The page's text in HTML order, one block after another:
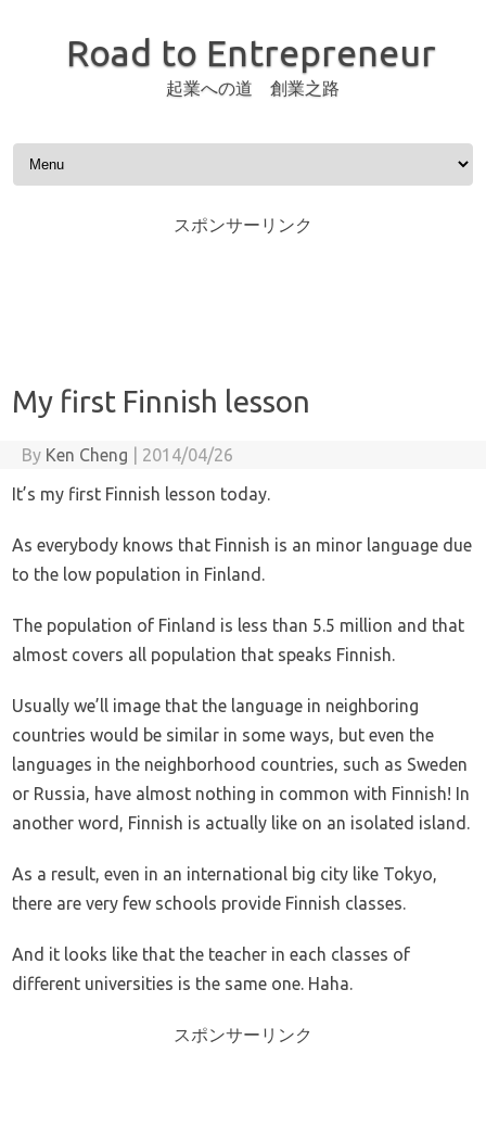
Road to Entrepreneur
起業への道 創業之路
Skip to content
スポンサーリンク
My first Finnish lesson
By Ken Cheng
2014/04/26
It’s my first Finnish lesson today.
As everybody knows that Finnish is an minor language due
to the low population in Finland.
The population of Finland is less than 5.5 million and that
almost covers all population that speaks Finnish.
Usually we’ll image that the language in neighboring
countries would be similar in some ways, but even the
languages in the neighborhood countries, such as Sweden
or Russia, have almost nothing in common with Finnish! In
another word, Finnish is actually like on an isolated island.
As a result, even in an international big city like Tokyo,
there are very few schools provide Finnish classes.
And it looks like that the teacher in each classes of
different universities is the same one. Haha.
スポンサーリンク